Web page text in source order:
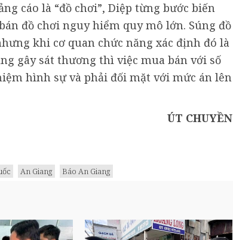
cáo là “đồ chơi”, Diệp từng bước biến
đồ chơi nguy hiểm quy mô lớn. Súng đồ
khi cơ quan chức năng xác định đó là
gây sát thương thì việc mua bán với số
hình sự và phải đối mặt với mức án lên
ÚT CHUYỀN
An Giang Báo An Giang